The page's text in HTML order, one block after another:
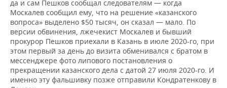
да и сам Пешков сообщал следователям — когда
Москалев сообщил ему, что на решение «казанского
вопроса» выделено $50 тысяч, он сказал — мало. По
версии обвинения, лжечекист Москалев и бывший
прокурор Пешков приехали в Казань в июле 2020-го, при
этом первый за день до визита обменивался с братом в
мессенджере фото липового постановления о
прекращении казанского дела с датой 27 июля 2020-го. И
именно эту фальшивку позже отправили Кондратенкову в